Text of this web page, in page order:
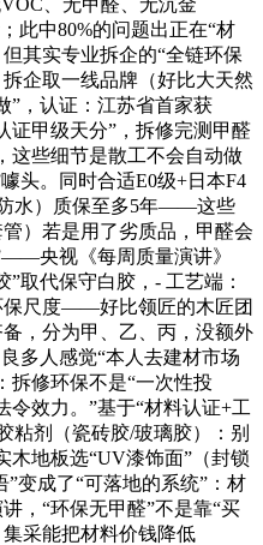
此中80%的问题出正在“材
其实专业拆企的“全链环保
企取一线品牌（好比大天然
”，认证：江苏省首家获
证甲级天分”，拆修完测甲醛
这些细节是散工不会自动做
头。同时合适E0级+日本F4
水）质保至多5年——这些
）若是用了劣质品，甲醛会
央视《每周质量演讲》
”取代保守白胶，- 工艺端：
保尺度——好比领匠的木匠团
，分为甲、乙、丙，没额外
多人感觉“本人去建材市场
拆修环保不是“一次性投
令效力。”基于“材料认证+工
粘剂（瓷砖胶/玻璃胶）：别
木地板选“UV漆饰面”（封锁
”变成了“可落地的系统”：材
，“环保无甲醛”不是靠“买
采能把材料价钱降低